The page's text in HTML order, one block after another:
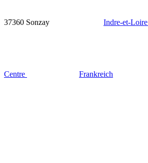
37360 Sonzay Indre-et-Loire
Centre Frankreich